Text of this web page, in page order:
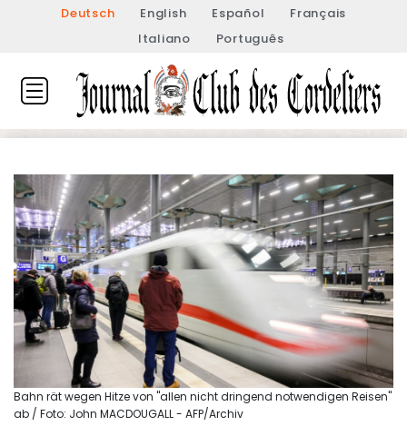
Deutsch English Español
Français
Italiano
Português
Bahn rät wegen Hitze von "allen nicht dringend notwendigen Reisen"
ab / Foto: John MACDOUGALL - AFP/Archiv